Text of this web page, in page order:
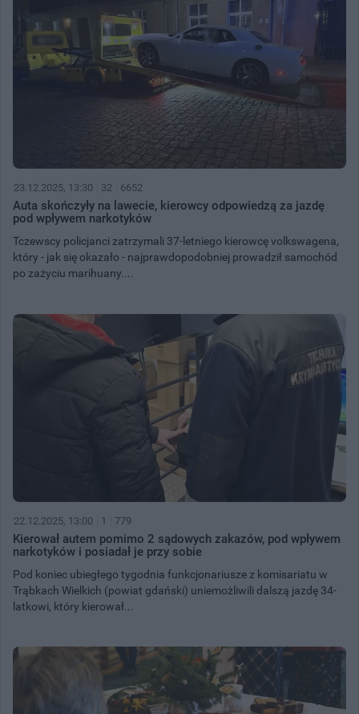
23.12.2025, 13:30 32 6652
Auta skończyły na lawecie, kierowcy odpowiedzą za jazdę
pod wpływem narkotyków
Tczewscy policjanci zatrzymali 37-letniego kierowcę volkswagena,
który - jak się okazało - najprawdopodobniej prowadził samochód
po zażyciu marihuany....
22.12.2025, 13:00 1 779
Kierował autem pomimo 2 sądowych zakazów, pod wpływem
narkotyków i posiadał je przy sobie
Pod koniec ubiegłego tygodnia funkcjonariusze z komisariatu w
Trąbkach Wielkich (powiat gdański) uniemożliwili dalszą jazdę 34-
latkowi, który kierował...